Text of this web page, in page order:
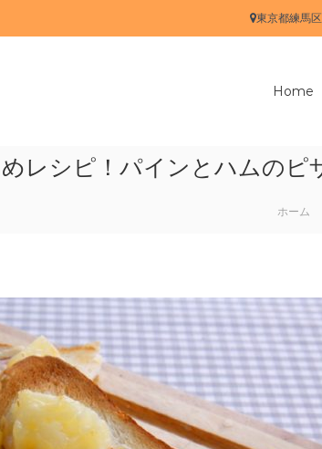
東京都練馬
Home
レシピ！パインとハムのピ
ホーム